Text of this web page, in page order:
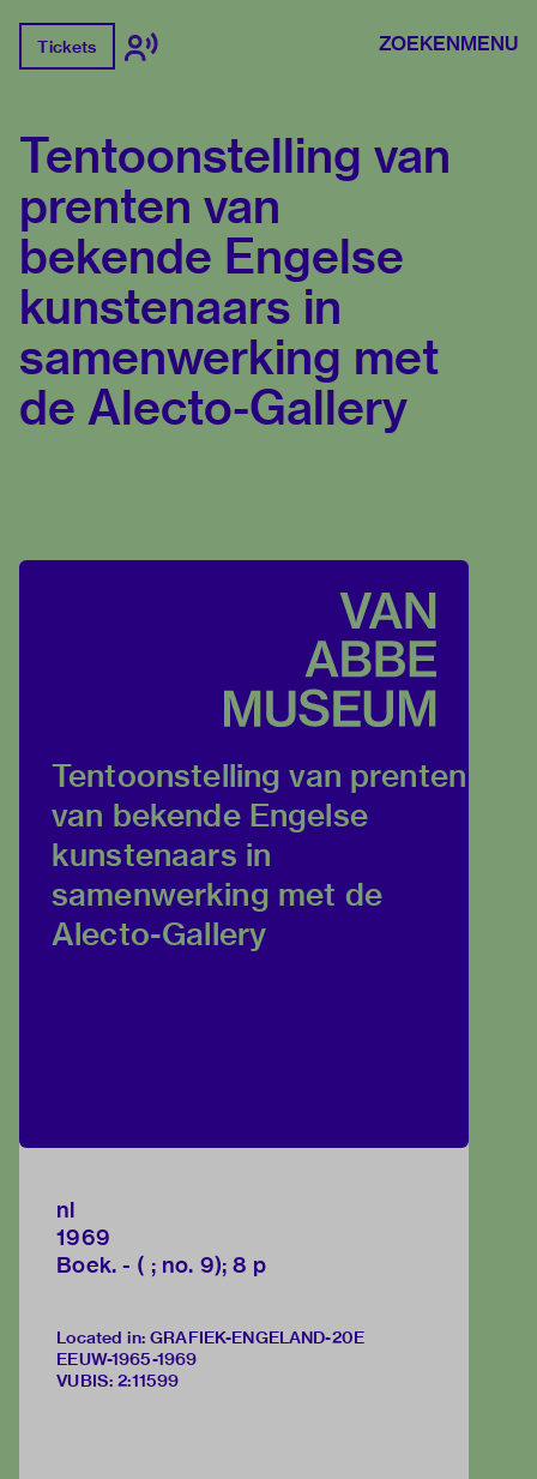
Tickets ZOEKENMENU
Tentoonstelling van
prenten van
bekende Engelse
kunstenaars in
samenwerking met
de Alecto-Gallery
Tentoonstelling van prenten
van bekende Engelse
kunstenaars in
samenwerking met de
Alecto-Gallery
nl
1969
Boek. - ( ; no. 9); 8 p
Located in: GRAFIEK-ENGELAND-20E
EEUW-1965-1969
VUBIS: 2:11599